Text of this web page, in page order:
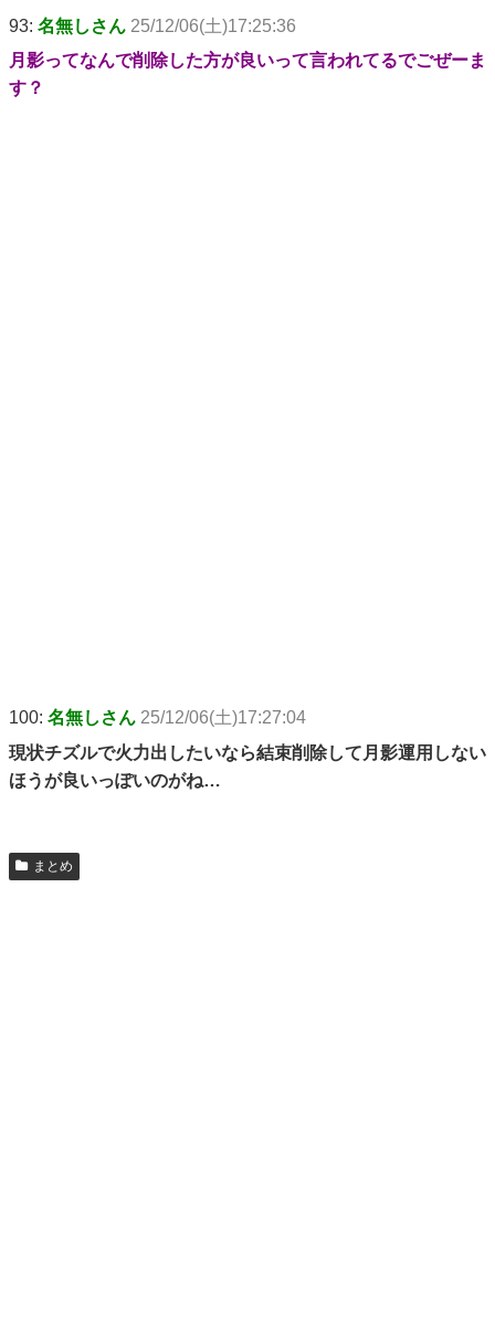
93: 名無しさん 25/12/06(土)17:25:36
月影ってなんで削除した方が良いって言われてるでごぜーま
す？
100: 名無しさん 25/12/06(土)17:27:04
現状チズルで火力出したいなら結束削除して月影運用しない
ほうが良いっぽいのがね…
まとめ